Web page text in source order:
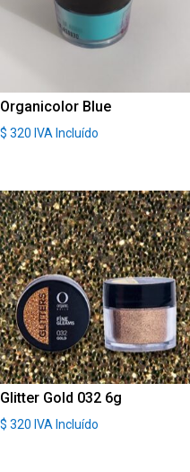
Organicolor Blue
$ 320 IVA Incluído
Glitter Gold 032 6g
$ 320 IVA Incluído